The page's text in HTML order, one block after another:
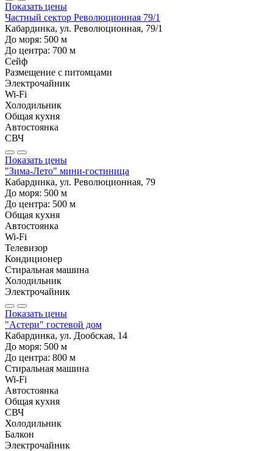
Показать цены
Частный сектор Революционная 79/1
Кабардинка, ул. Революционная, 79/1
До моря: 500 м
До центра: 700 м
Сейф
Размещение с питомцами
Электрочайник
Wi-Fi
Холодильник
Общая кухня
Автостоянка
СВЧ
Показать цены
"Зима-Лето" мини-гостиница
Кабардинка, ул. Революционная, 79
До моря: 500 м
До центра: 500 м
Общая кухня
Автостоянка
Wi-Fi
Телевизор
Кондиционер
Стиральная машина
Холодильник
Электрочайник
Показать цены
"Астери" гостевой дом
Кабардинка, ул. Дообская, 14
До моря: 500 м
До центра: 800 м
Стиральная машина
Wi-Fi
Автостоянка
Общая кухня
СВЧ
Холодильник
Балкон
Электрочайник